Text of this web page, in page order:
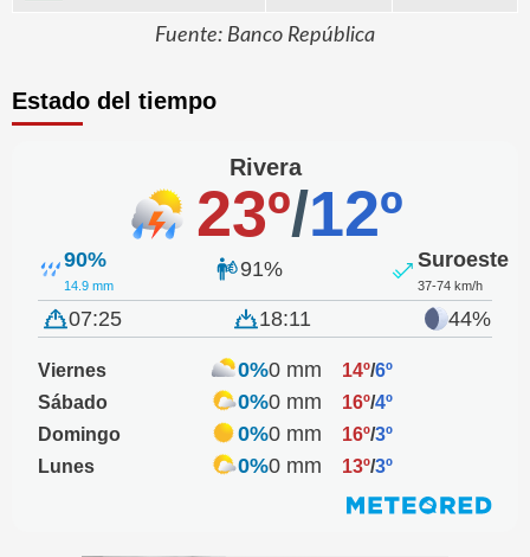
Fuente: Banco República
Estado del tiempo
Rivera
23º/12º
90%
14.9 mm
91% Suroeste
37-74 km/h
07:25 18:11 44%
Viernes 0%0 mm 14º/6º
Sábado
0%0 mm 16º/4º
Domingo
0%0 mm 16º/3º
Lunes
0%0 mm 13º/3º